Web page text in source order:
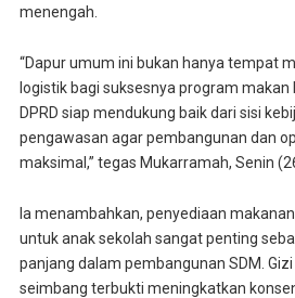
menengah.
“Dapur umum ini bukan hanya tempat
logistik bagi suksesnya program makan
DPRD siap mendukung baik dari sisi
pengawasan agar pembangunan dan
maksimal,” tegas Mukarramah, Senin
Ia menambahkan, penyediaan
untuk anak sekolah sangat penting
panjang dalam pembangunan SDM.
seimbang terbukti meningkatkan